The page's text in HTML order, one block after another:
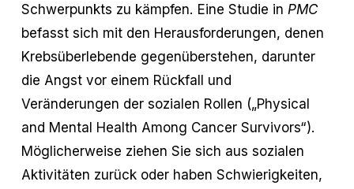
Schwerpunkts zu kämpfen. Eine Studie in PMC
befasst sich mit den Herausforderungen, denen
Krebsüberlebende gegenüberstehen, darunter
die Angst vor einem Rückfall und
Veränderungen der sozialen Rollen („Physical
and Mental Health Among Cancer Survivors“).
Möglicherweise ziehen Sie sich aus sozialen
Aktivitäten zurück oder haben Schwierigkeiten,